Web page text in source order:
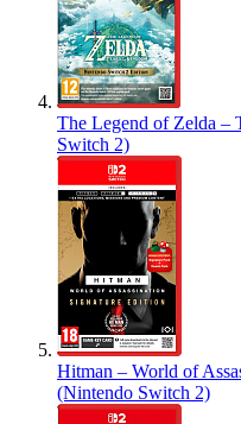
The Legend of Zelda –
Switch 2)
Hitman – World of
(Nintendo Switch 2)